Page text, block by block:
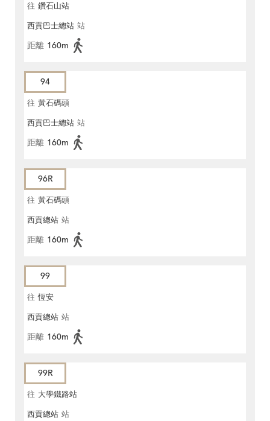
往 鑽石山站
西貢巴士總站 站
距離 160m
94
往 黃石碼頭
西貢巴士總站 站
距離 160m
96R
往 黃石碼頭
西貢總站 站
距離 160m
99
往 恆安
西貢總站 站
距離 160m
99R
往 大學鐵路站
西貢總站 站